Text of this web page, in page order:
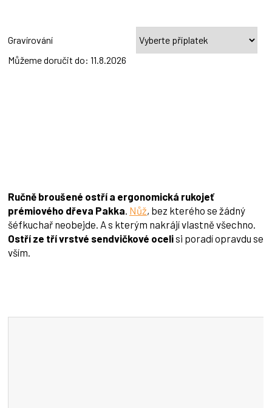
Gravírování
Můžeme doručit do: 11.8.2026
Ručně broušené ostří a ergonomická rukojeť
prémiového dřeva Pakka Nůž, bez kterého se žádný
šéfkuchař neobejde. A s kterým nakrájí vlastně všechno.
Ostří ze tří vrstvé sendvičkové ocelisi poradí opravdu se
vším.